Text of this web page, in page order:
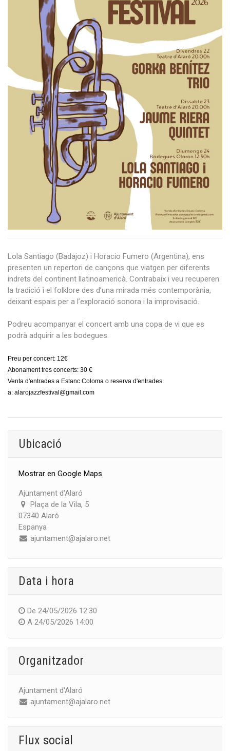
Lola Santiago (Badajoz) i Horacio Fumero (Argentina), ens
presenten un repertori de cançons que viatgen per diferents
indrets del continent llatinoamericà. Contrabaix i veu recuperen
la tradició i el folklore des d’una mirada més contemporània,
deixant espais per a l’exploració sonora i la improvisació.
Podreu acompanyar el concert amb una copa de vi que es
podrà adquirir a les bodegues.
Preu per concert: 12€
Abonament tres concerts: 30 €
Venta d'entrades a Estanc Coloma o reserva d'entrades
a: alarojazzfestival@gmail.com
Ubicació
Mostrar en Google Maps
Ajuntament d'Alaró
Plaça de la Vila, 5
07340 Alaró
Espanya
ajuntament@ajalaro.net
Data i hora
De 24/05/2026 12:30
A 24/05/2026 14:00
Organitzador
Ajuntament d'Alaró
ajuntament@ajalaro.net
Flux social